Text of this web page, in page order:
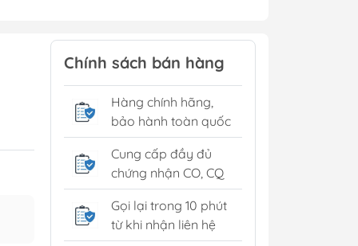
Máy cắt khắc laser
Máy hàn chip set
Chính sách bán hàng
Hàng chính hãng,
bảo hành toàn quốc
Cung cấp đầy đủ
chứng nhận CO, CQ
Gọi lại trong 10 phút
từ khi nhận liên hệ